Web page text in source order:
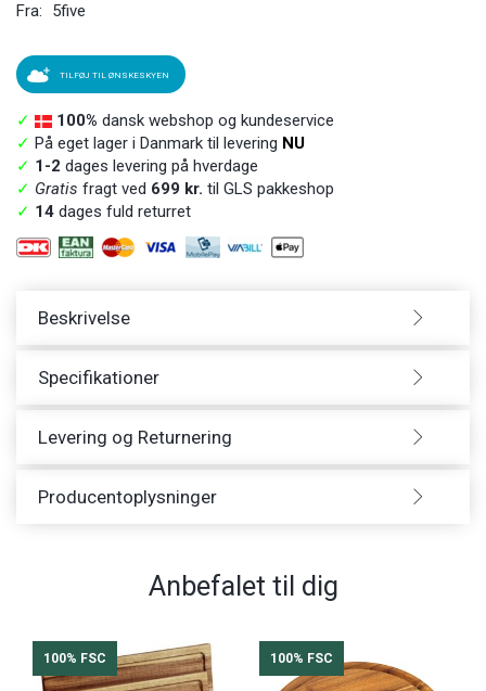
Fra: 5five
TILFØJ TIL ØNSKESKYEN
✓ 100% dansk webshop og kundeservice
✓ På eget lager i Danmark til levering NU
✓ 1-2 dages levering på hverdage
✓ Gratis fragt ved 699 kr. til GLS pakkeshop
✓ 14 dages fuld returret
Beskrivelse
Specifikationer
Levering og Returnering
Producentoplysninger
Anbefalet til dig
100% FSC 100% FSC